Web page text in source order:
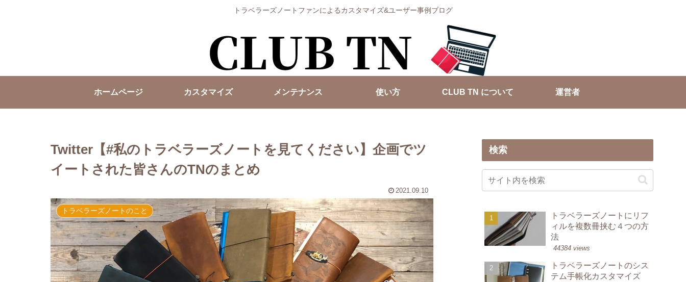
トラベラーズノートファンによるカスタマイズ&ユーザー事例ブログ
ホームページ カスタマイズ メンテナンス 使い方 CLUB TN について 運営者
Twitter【#私のトラベラーズノートを見てください】企画でツ
イートされた皆さんのTNのまとめ
2021.09.10
トラベラーズノートのこと
検索
トラベラーズノートにリフ
ィルを複数冊挟む４つの方
法
44384 views
トラベラーズノートのシス
テム手帳化カスタマイズ